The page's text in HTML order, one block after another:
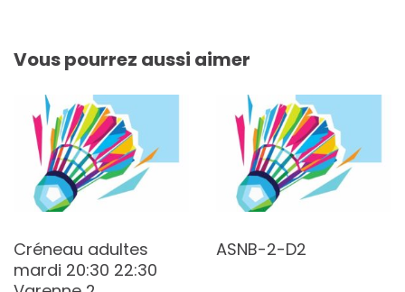
Vous pourrez aussi aimer
Créneau adultes
mardi 20:30 22:30
ASNB-2-D2